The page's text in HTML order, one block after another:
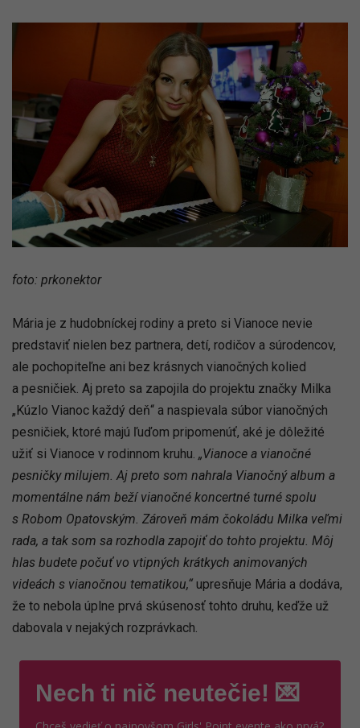
foto: prkonektor
Mária je z hudobníckej rodiny a preto si Vianoce nevie
predstaviť nielen bez partnera, detí, rodičov a súrodencov,
ale pochopiteľne ani bez krásnych vianočných kolied
a pesničiek. Aj preto sa zapojila do projektu značky Milka
„Kúzlo Vianoc každý deň“ a naspievala súbor vianočných
pesničiek, ktoré majú ľuďom pripomenúť, aké je dôležité
užiť si Vianoce v rodinnom kruhu. „Vianoce a vianočné
pesničky milujem. Aj preto som nahrala Vianočný album a
momentálne nám beží vianočné koncertné turné spolu
s Robom Opatovským. Zároveň mám čokoládu Milka veľmi
rada, a tak som sa rozhodla zapojiť do tohto projektu. Môj
hlas budete počuť vo vtipných krátkych animovaných
videách s vianočnou tematikou,“ upresňuje Mária a dodáva,
že to nebola úplne prvá skúsenosť tohto druhu, keďže už
dabovala v nejakých rozprávkach.
Nech ti nič neutečie! 💌